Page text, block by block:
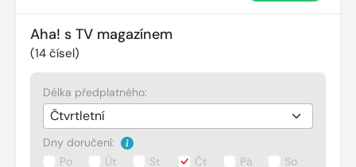
Aha! s TV magazínem
(14 čísel)
Délka předplatného:
Dny doručení:
Po
Út St Čt Pá So